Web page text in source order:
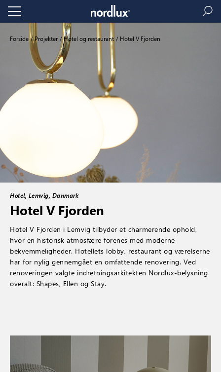
Forside Projekter Hotel og restaurant Hotel V Fjorden
Hotel, Lemvig, Danmark
Hotel V Fjorden
Hotel V Fjorden i Lemvig tilbyder et charmerende ophold,
hvor en historisk atmosfære forenes med moderne
bekvemmeligheder. Hotellets lobby, restaurant og værelserne
har for nylig gennemgået en omfattende renovering. Ved
renoveringen valgte indretningsarkitekten Nordlux-belysning
overalt: Shapes, Ellen og Stay.